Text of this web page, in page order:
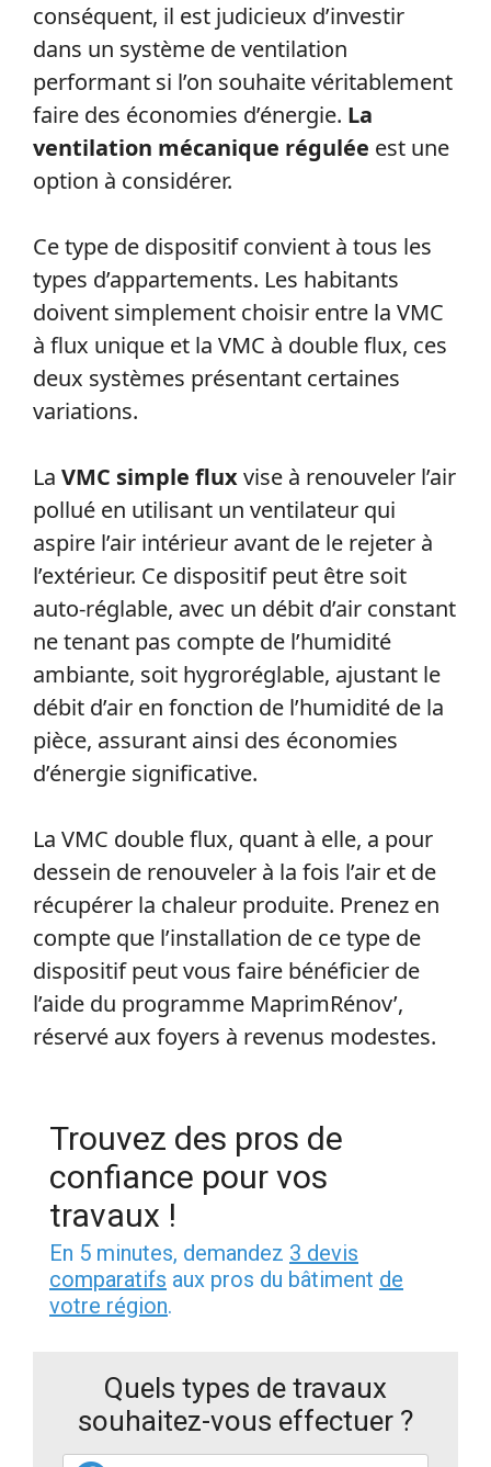
conséquent, il est judicieux d’investir
dans un système de ventilation
performant si l’on souhaite véritablement
faire des économies d’énergie. La
ventilation mécanique régulée est une
option à considérer.
Ce type de dispositif convient à tous les
types d’appartements. Les habitants
doivent simplement choisir entre la VMC
à flux unique et la VMC à double flux, ces
deux systèmes présentant certaines
variations.
La VMC simple fluxvise à renouveler l’air
pollué en utilisant un ventilateur qui
aspire l’air intérieur avant de le rejeter à
l’extérieur. Ce dispositif peut être soit
auto-réglable, avec un débit d’air constant
ne tenant pas compte de l’humidité
ambiante, soit hygroréglable, ajustant le
débit d’air en fonction de l’humidité de la
pièce, assurant ainsi des économies
d’énergie significative.
La VMC double flux, quant à elle, a pour
dessein de renouveler à la fois l’air et de
récupérer la chaleur produite. Prenez en
compte que l’installation de ce type de
dispositif peut vous faire bénéficier de
l’aide du programme MaprimRénov’,
réservé aux foyers à revenus modestes.
Trouvez des pros de
confiance pour vos
travaux !
En 5 minutes, demandez 3 devis
comparatifs aux pros du bâtiment de
votre région.
Quels types de travaux
souhaitez-vous effectuer ?